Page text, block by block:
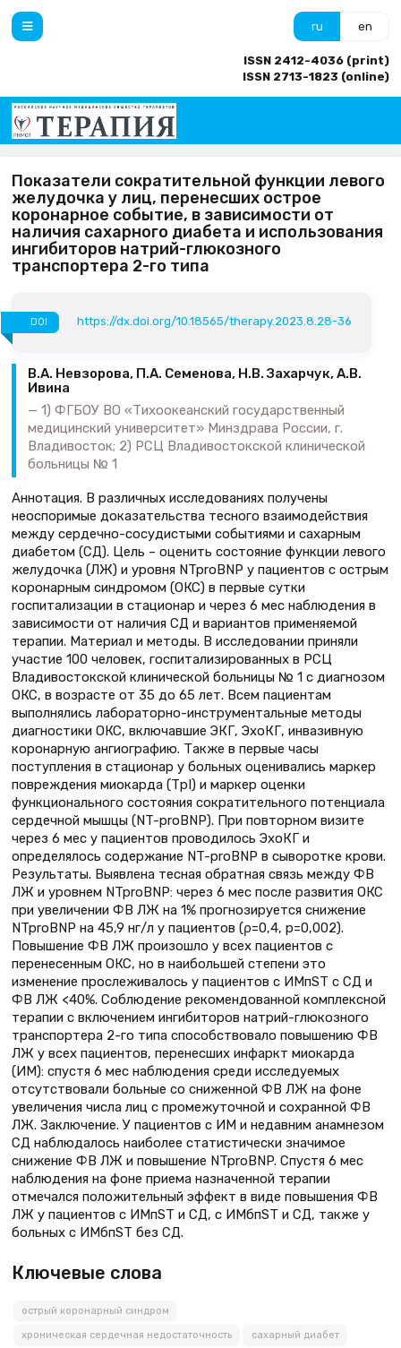
ru en
ISSN 2412-4036 (print)
ISSN 2713-1823 (online)
Показатели сократительной функции левого
желудочка у лиц, перенесших острое
коронарное событие, в зависимости от
наличия сахарного диабета и использования
ингибиторов натрий-глюкозного
транспортера 2-го типа
DOI https://dx.doi.org/10.18565/therapy.2023.8.28-36
В.А. Невзорова, П.А. Семенова, Н.В. Захарчук, А.В.
Ивина
1) ФГБОУ ВО «Тихоокеанский государственный
медицинский университет» Минздрава России, г.
Владивосток; 2) РСЦ Владивостокской клинической
больницы № 1
Аннотация. В различных исследованиях получены
неоспоримые доказательства тесного взаимодействия
между сердечно-сосудистыми событиями и сахарным
диабетом (СД). Цель – оценить состояние функции левого
желудочка (ЛЖ) и уровня NTproBNP у пациентов с острым
коронарным синдромом (ОКС) в первые сутки
госпитализации в стационар и через 6 мес наблюдения в
зависимости от наличия СД и вариантов применяемой
терапии. Материал и методы. В исследовании приняли
участие 100 человек, госпитализированных в РСЦ
Владивостокской клинической больницы № 1 с диагнозом
ОКС, в возрасте от 35 до 65 лет. Всем пациентам
выполнялись лабораторно-инструментальные методы
диагностики ОКС, включавшие ЭКГ, ЭхоКГ, инвазивную
коронарную ангиографию. Также в первые часы
поступления в стационар у больных оценивались маркер
повреждения миокарда (TрI) и маркер оценки
функционального состояния сократительного потенциала
сердечной мышцы (NT-proBNP). При повторном визите
через 6 мес у пациентов проводилось ЭхоКГ и
определялось содержание NT-proBNP в сыворотке крови.
Результаты. Выявлена тесная обратная связь между ФВ
ЛЖ и уровнем NTproBNP: через 6 мес после развития ОКС
при увеличении ФВ ЛЖ на 1% прогнозируется снижение
NTproBNP на 45,9 нг/л у пациентов (ρ=0,4, р=0,002).
Повышение ФВ ЛЖ произошло у всех пациентов с
перенесенным ОКС, но в наибольшей степени это
изменение прослеживалось у пациентов с ИМпST с СД и
ФВ ЛЖ <40%. Соблюдение рекомендованной комплексной
терапии с включением ингибиторов натрий-глюкозного
транспортера 2-го типа способствовало повышению ФВ
ЛЖ у всех пациентов, перенесших инфаркт миокарда
(ИМ): спустя 6 мес наблюдения среди исследуемых
отсутствовали больные со сниженной ФВ ЛЖ на фоне
увеличения числа лиц с промежуточной и сохранной ФВ
ЛЖ. Заключение. У пациентов с ИМ и недавним анамнезом
СД наблюдалось наиболее статистически значимое
снижение ФВ ЛЖ и повышение NTproBNP. Спустя 6 мес
наблюдения на фоне приема назначенной терапии
отмечался положительный эффект в виде повышения ФВ
ЛЖ у пациентов с ИМпST и СД, с ИМбпST и СД, также у
больных с ИМбпST без СД.
Ключевые слова
острый коронарный синдром
хроническая сердечная недостаточность сахарный диабет